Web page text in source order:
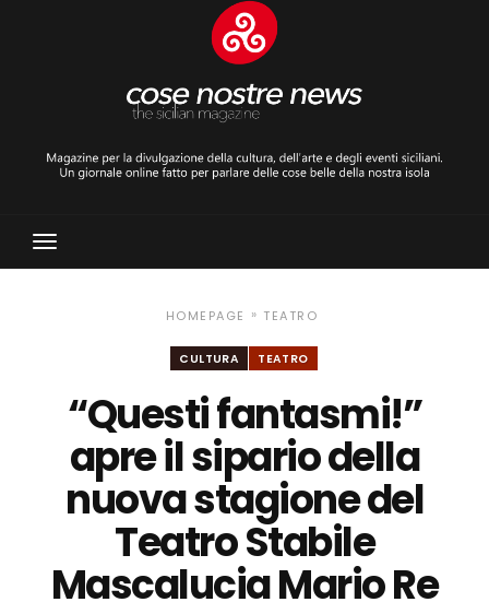
Toggle
Navigation
HOMEPAGE » TEATRO
CULTURA TEATRO
“Questi fantasmi!”
apre il sipario della
nuova stagione del
Teatro Stabile
Mascalucia Mario Re